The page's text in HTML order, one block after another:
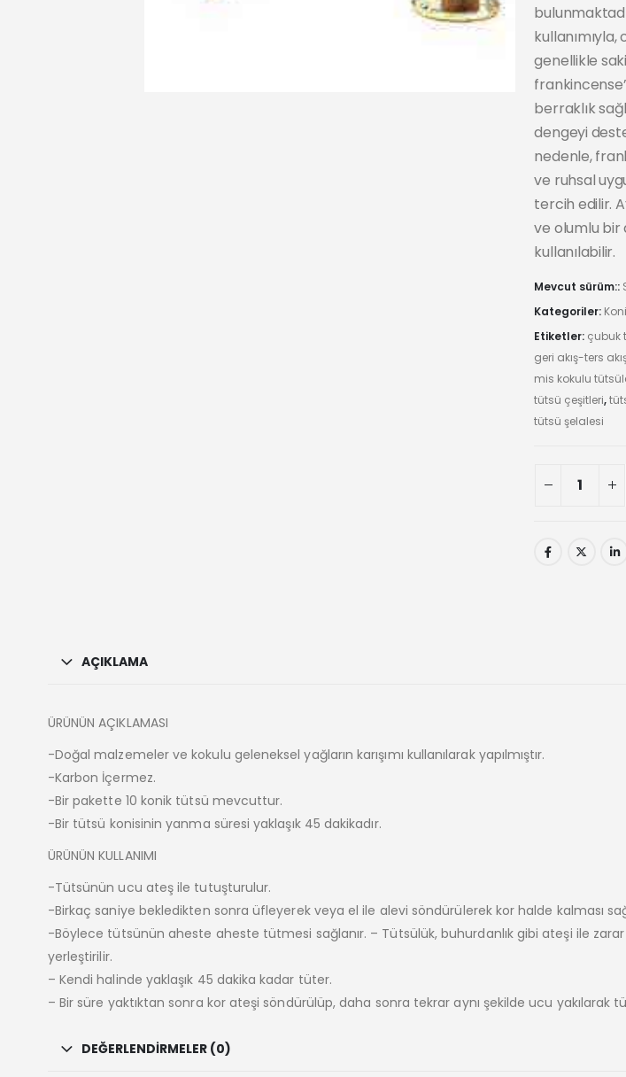
genellikle
berraklık
dengeyi
nedenle,
ve ruhsal
tercih edilir.
ve olumlu
kullanılabilir.
Mevcut sürüm::
Kategoriler:
Etiketler: çubuk
geri akış-ters
mis kokulu
tütsü çeşitleri,
tütsü şelalesi
Konik
AÇIKLAMA
ÜRÜNÜN AÇIKLAMASI
-Doğal malzemeler ve kokulu geleneksel yağların karışımı kullanılarak yapılmıştır.
-Karbon İçermez.
-Bir pakette 10 konik tütsü mevcuttur.
-Bir tütsü konisinin yanma süresi yaklaşık 45 dakikadır.
ÜRÜNÜN KULLANIMI
-Tütsünün ucu ateş ile tutuşturulur.
-Birkaç saniye bekledikten sonra üfleyerek veya el ile alevi söndürülerek kor halde kalması
-Böylece tütsünün aheste aheste tütmesi sağlanır. – Tütsülük, buhurdanlık gibi ateşi ile
yerleştirilir.
– Kendi halinde yaklaşık 45 dakika kadar tüter.
– Bir süre yaktıktan sonra kor ateşi söndürülüp, daha sonra tekrar aynı şekilde ucu yakılarak
DEĞERLENDIRMELER (0)